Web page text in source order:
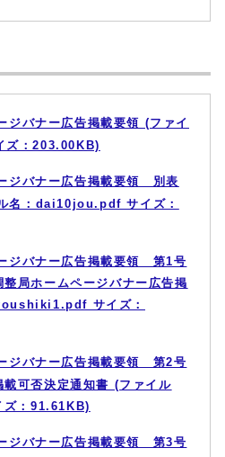
ジバナー広告掲載要領 (ファイ
：203.00KB)
ジバナー広告掲載要領 別表
名：dai10jou.pdf サイズ：
ジバナー広告掲載要領 第1号
局ホームページバナー広告掲
サイズ：
ジバナー広告掲載要領 第2号
可否決定通知書 (ファイル
：91.61KB)
ジバナー広告掲載要領 第3号